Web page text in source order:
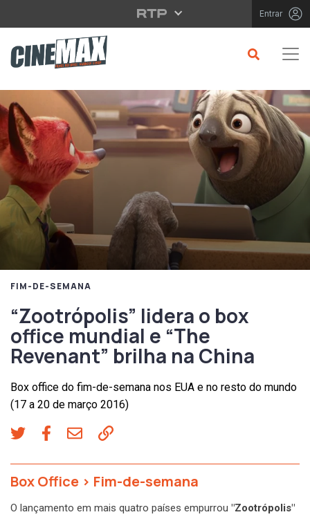
Saltar para o conteúdo principal Entrar
FIM-DE-SEMANA
“Zootrópolis” lidera o box
office mundial e “The
Revenant” brilha na China
Box office do fim-de-semana nos EUA e no resto do mundo
(17 a 20 de março 2016)
Box Office > Fim-de-semana
O lançamento em mais quatro países empurrou "Zootrópolis"